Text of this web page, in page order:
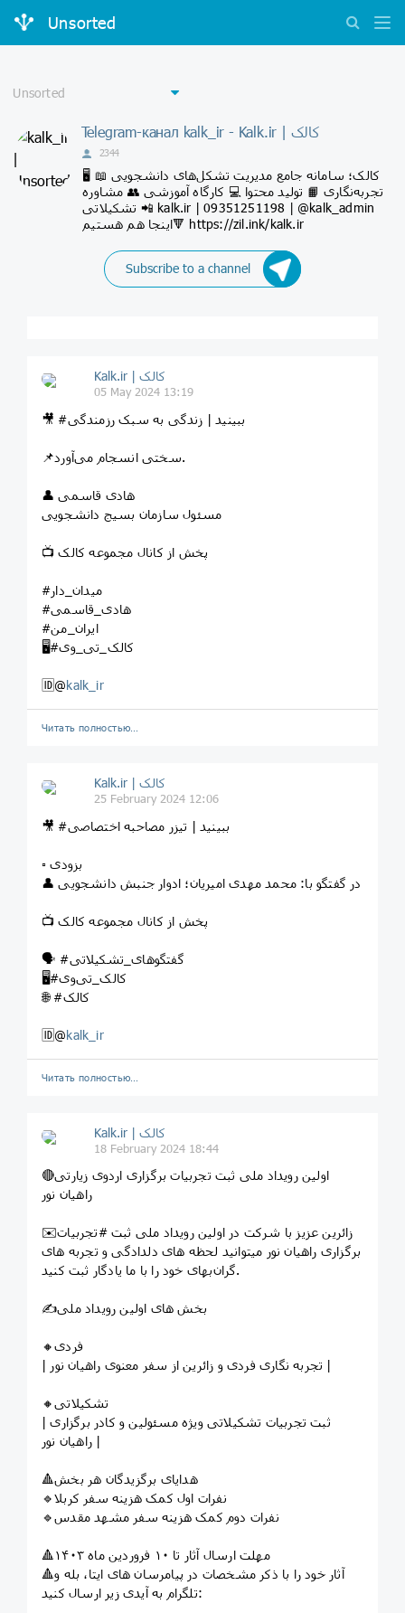
Unsorted
Telegram-канал kalk_ir - Kalk.ir | کالک
2344
🖥 کالک؛ سامانه جامع مدیریت تشکل‌های دانشجویی 📖
تجربه‌نگاری 📙 تولید محتوا 💻 کارگاه آموزشی 👥 مشاوره
تشکیلاتی 📲 kalk.ir | 09351251198 | @kalk_admin
اینجا هم هستیم🔻 https://zil.ink/kalk.ir
Subscribe to a channel
Kalk.ir | کالک
05 May 2024 13:19
🎥 #ببینید | زندگی به سبک رزمندگی
📌سختی انسجام می‌آورد.
👤 هادی قاسمی
مسئول سازمان بسیج دانشجویی
📺 پخش از کانال مجموعه کالک
#میدان_دار
#هادی_قاسمی
#ایران_من
🖥️#کالک_تی_وی
🆔@kalk_ir
Читать полностью…
Kalk.ir | کالک
25 February 2024 12:06
🎥 #ببینید | تیزر مصاحبه اختصاصی
▫️ بزودی
👤 در گفتگو با: محمد مهدی امیریان؛ ادوار جنبش دانشجویی
📺 پخش از کانال مجموعه کالک
🗣️ #گفتگوهای_تشکیلاتی
🖥️#کالک_تی‌وی
🌐 #کالک
🆔@kalk_ir
Читать полностью…
Kalk.ir | کالک
18 February 2024 18:44
🔴اولین رویداد ملی ثبت تجربیات برگزاری اردوی زیارتی
راهیان نور
✉️زائرین عزیز با شرکت در اولین رویداد ملی ثبت #تجربیات
برگزاری راهیان نور میتوانید لحظه های‌ دلدادگی و تجربه های
گران‌بهای خود را با ما یادگار ثبت کنید.
✍️بخش های اولین رویداد ملی
🔸فردی
🔸تشکیلاتی
| ثبت تجربیات تشکیلاتی ویژه مسئولین و کادر برگزاری
🔺هدایای برگزیدگان هر بخش
🔹نفرات اول کمک هزینه سفر کربلا
🔹نفرات دوم کمک هزینه سفر مشهد مقدس
🔺مهلت ارسال آثار تا ۱۰ فروردین ماه ۱۴۰۳
🔺آثار خود را با ذکر مشخصات در پیامرسان های ایتا، بله و
تلگرام به آیدی زیر ارسال کنید: